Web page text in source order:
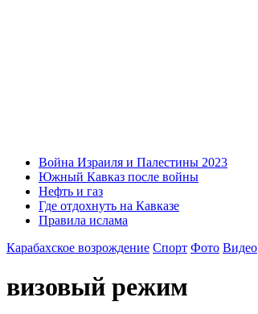
Война Израиля и Палестины 2023
Южный Кавказ после войны
Нефть и газ
Где отдохнуть на Кавказе
Правила ислама
Карабахское возрождение Спорт Фото Видео
визовый режим